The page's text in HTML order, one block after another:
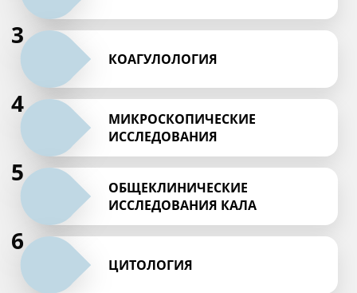
3
4
КОАГУЛОЛОГИЯ
5
МИКРОСКОПИЧЕСКИЕ
ИССЛЕДОВАНИЯ
6
ОБЩЕКЛИНИЧЕСКИЕ
ИССЛЕДОВАНИЯ КАЛА
ЦИТОЛОГИЯ